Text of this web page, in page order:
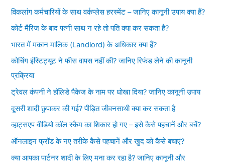
विकलांग कर्मचारियों के साथ वर्कप्लेस हरस्मेंट – जानिए कानूनी उपाय क्या हैं?
कोर्ट मैरिज के बाद पत्नी साथ न रहे तो पति क्या कर सकता है?
भारत में मकान मालिक (Landlord) के अधिकार क्या हैं?
कोचिंग इंस्टिट्यूट ने फीस वापस नहीं की? जानिए रिफंड लेने की कानूनी
प्रक्रिया
ट्रेवल कंपनी ने हॉलिडे पैकेज के नाम पर धोखा दिया? जानिए कानूनी उपाय
दूसरी शादी छुपाकर की गई? पीड़ित जीवनसाथी क्या कर सकता है
व्हाट्सएप वीडियो कॉल स्कैम का शिकार हो गए – इसे कैसे पहचानें और बचें?
ऑनलाइन फ्रॉड के नए तरीके कैसे पहचानें और खुद को कैसे बचाएं?
क्या आपका पार्टनर शादी के लिए मना कर रहा है? जानिए कानूनी और